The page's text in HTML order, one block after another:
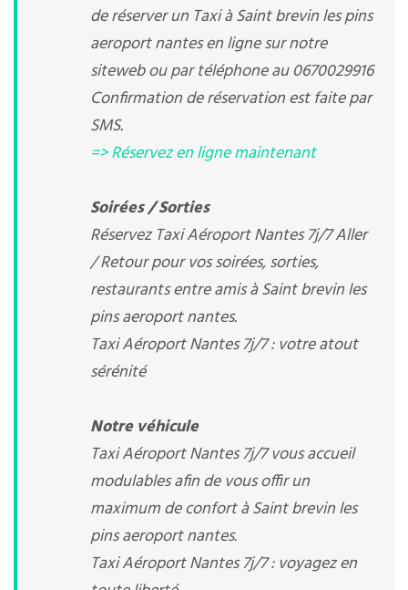
de réserver un Taxi à Saint brevin les pins
aeroport nantes en ligne sur notre
siteweb ou par téléphone au 0670029916
Confirmation de réservation est faite par
SMS.
=> Réservez en ligne maintenant
Soirées / Sorties
Réservez Taxi Aéroport Nantes 7j/7 Aller
/ Retour pour vos soirées, sorties,
restaurants entre amis à Saint brevin les
pins aeroport nantes.
Taxi Aéroport Nantes 7j/7 : votre atout
sérénité
Notre véhicule
Taxi Aéroport Nantes 7j/7 vous accueil
modulables afin de vous offir un
maximum de confort à Saint brevin les
pins aeroport nantes.
Taxi Aéroport Nantes 7j/7 : voyagez en